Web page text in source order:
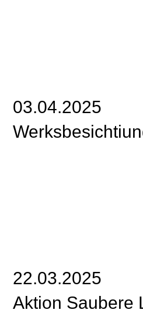
03.04.2025
22.03.2025
Aktion Saubere